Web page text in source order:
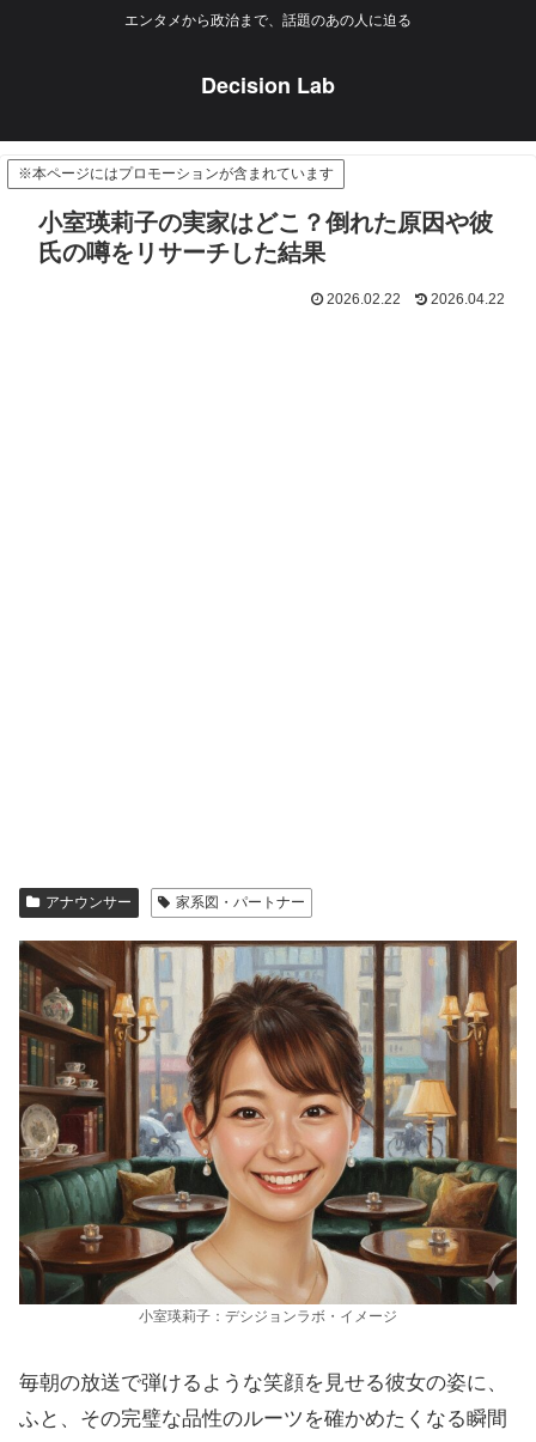
エンタメから政治まで、話題のあの人に迫る
Decision Lab
※本ページにはプロモーションが含まれています
小室瑛莉子の実家はどこ？倒れた原因や彼
氏の噂をリサーチした結果
2026.02.22 2026.04.22
アナウンサー 家系図・パートナー
小室瑛莉子：デシジョンラボ・イメージ
毎朝の放送で弾けるような笑顔を見せる彼女の姿に、
ふと、その完璧な品性のルーツを確かめたくなる瞬間